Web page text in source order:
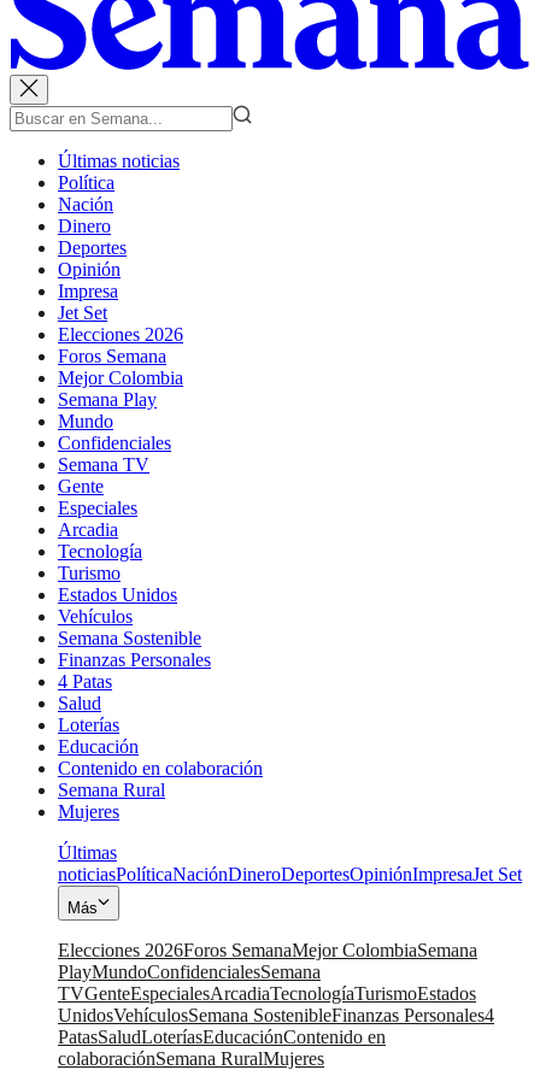
Últimas noticias
Política
Nación
Dinero
Deportes
Opinión
Impresa
Jet Set
Elecciones 2026
Foros Semana
Mejor Colombia
Semana Play
Mundo
Confidenciales
Semana TV
Gente
Especiales
Arcadia
Tecnología
Turismo
Estados Unidos
Vehículos
Semana Sostenible
Finanzas Personales
4 Patas
Salud
Loterías
Educación
Contenido en colaboración
Semana Rural
Mujeres
Últimas
noticiasPolíticaNaciónDineroDeportesOpiniónImpresaJet Set
Más
Elecciones 2026Foros SemanaMejor ColombiaSemana
PlayMundoConfidencialesSemana
TVGenteEspecialesArcadiaTecnologíaTurismoEstados
UnidosVehículosSemana SostenibleFinanzas Personales4
PatasSaludLoteríasEducaciónContenido en
colaboraciónSemana RuralMujeres